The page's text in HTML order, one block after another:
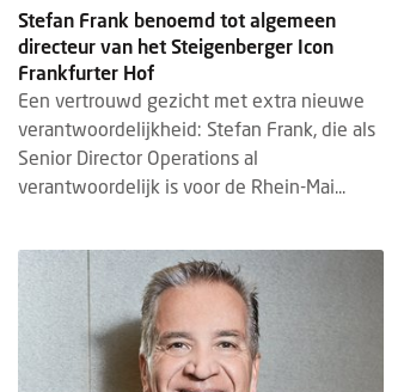
Stefan Frank benoemd tot algemeen
directeur van het Steigenberger Icon
Frankfurter Hof
Een vertrouwd gezicht met extra nieuwe
verantwoordelijkheid: Stefan Frank, die als
Senior Director Operations al
verantwoordelijk is voor de Rhein-Mai...